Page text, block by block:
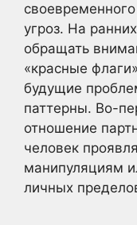
угроз. На
обращать
«красные
будущие
паттерны. Во-
отношение
человек
манипуляциям
личных